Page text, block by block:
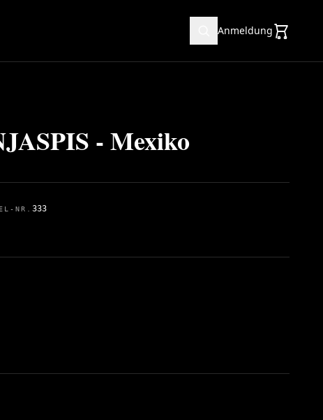
Anmeldung
- Mexiko
NR. 333